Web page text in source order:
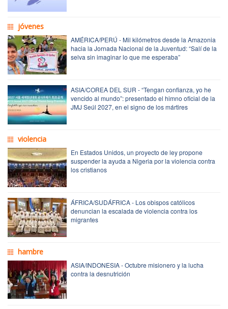
jóvenes
AMÉRICA/PERÚ - Mil kilómetros desde la Amazonia
hacia la Jornada Nacional de la Juventud: “Salí de la
selva sin imaginar lo que me esperaba”
ASIA/COREA DEL SUR - “Tengan confianza, yo he
vencido al mundo”: presentado el himno oficial de la
JMJ Seúl 2027, en el signo de los mártires
violencia
En Estados Unidos, un proyecto de ley propone
suspender la ayuda a Nigeria por la violencia contra
los cristianos
ÁFRICA/SUDÁFRICA - Los obispos católicos
denuncian la escalada de violencia contra los
migrantes
hambre
ASIA/INDONESIA - Octubre misionero y la lucha
contra la desnutrición